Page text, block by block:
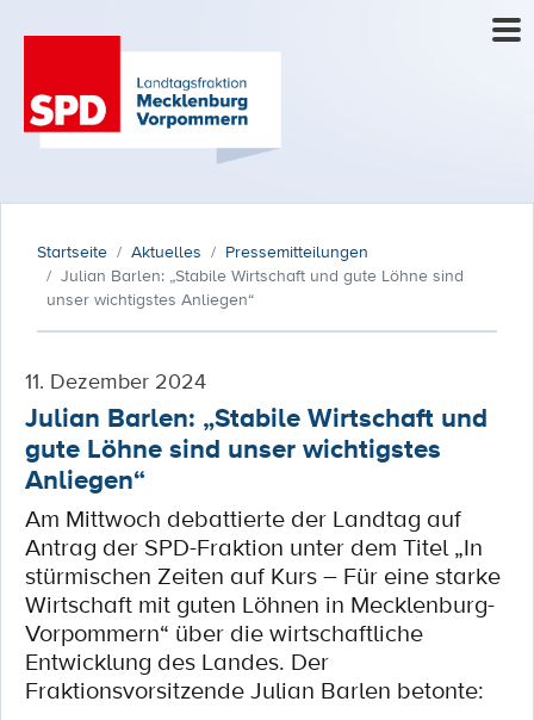
Startseite Aktuelles
Pressemitteilungen
Julian Barlen: „Stabile Wirtschaft und gute Löhne sind
unser wichtigstes Anliegen“
11. Dezember 2024
Julian Barlen: „Stabile Wirtschaft und
gute Löhne sind unser wichtigstes
Anliegen“
Am Mittwoch debattierte der Landtag auf
Antrag der SPD-Fraktion unter dem Titel „In
stürmischen Zeiten auf Kurs – Für eine starke
Wirtschaft mit guten Löhnen in Mecklenburg-
Vorpommern“ über die wirtschaftliche
Entwicklung des Landes. Der
Fraktionsvorsitzende Julian Barlen betonte: